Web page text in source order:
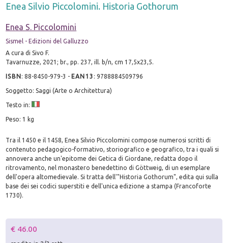
Enea Silvio Piccolomini. Historia Gothorum
Enea S. Piccolomini
Sismel - Edizioni del Galluzzo
A cura di Sivo F.
Tavarnuzze, 2021; br., pp. 237, ill. b/n, cm 17,5x23,5.
ISBN:88-8450-979-3 - EAN13 :9788884509796
Soggetto: Saggi (Arte o Architettura)
Testo in:
Peso: 1 kg
Tra il 1450 e il 1458, Enea Silvio Piccolomini compose numerosi scritti di
contenuto pedagogico-formativo, storiografico e geografico, tra i quali si
annovera anche un'epitome dei Getica di Giordane, redatta dopo il
ritrovamento, nel monastero benedettino di Göttweig, di un esemplare
dell'opera altomedievale. Si tratta dell'"Historia Gothorum", edita qui sulla
base dei sei codici superstiti e dell'unica edizione a stampa (Francoforte
1730).
€ 46.00